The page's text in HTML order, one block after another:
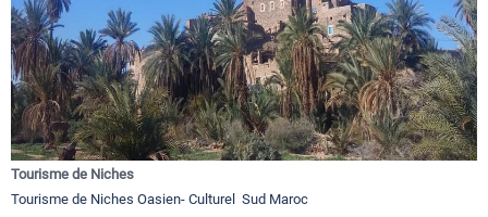
Tourisme de Niches
Tourisme de Niches Oasien- Culturel Sud Maroc